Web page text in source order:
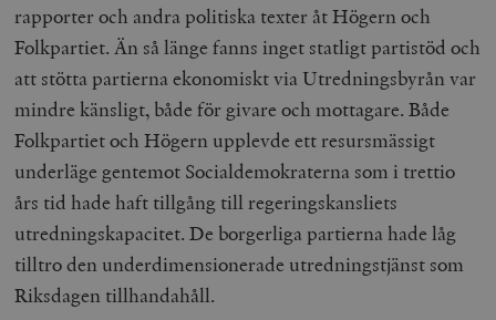
rapporter och andra politiska texter åt Högern och
Folkpartiet. Än så länge fanns inget statligt partistöd och
att stötta partierna ekonomiskt via Utredningsbyrån var
mindre känsligt, både för givare och mottagare. Både
Folkpartiet och Högern upplevde ett resursmässigt
underläge gentemot Socialdemokraterna som i trettio
års tid hade haft tillgång till regeringskansliets
utredningskapacitet. De borgerliga partierna hade låg
tilltro den underdimensionerade utredningstjänst som
Riksdagen tillhandahåll.